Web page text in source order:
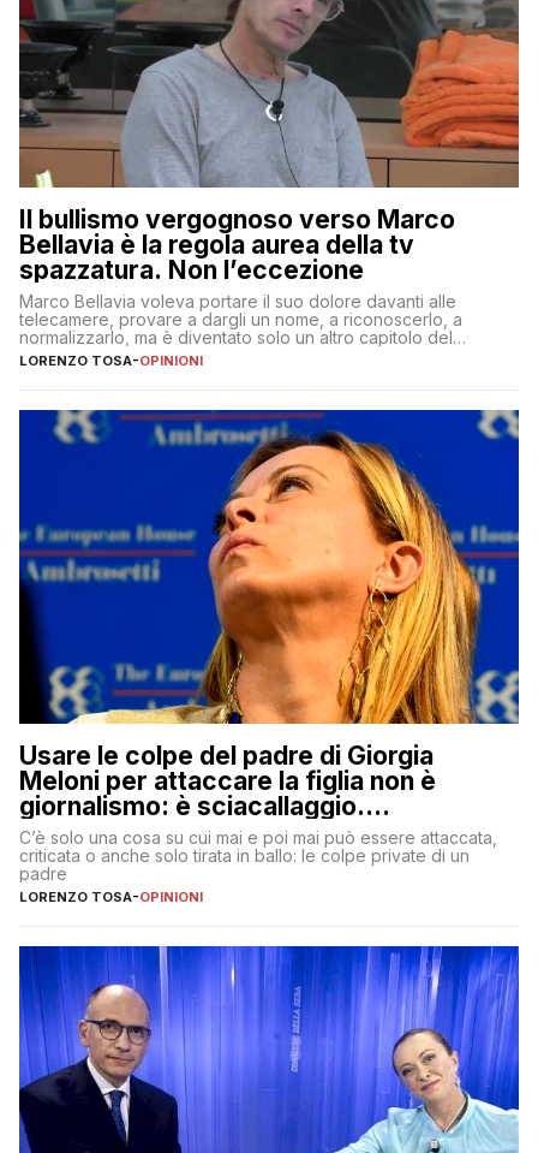
Il bullismo vergognoso verso Marco
Bellavia è la regola aurea della tv
spazzatura. Non l’eccezione
Marco Bellavia voleva portare il suo dolore davanti alle
telecamere, provare a dargli un nome, a riconoscerlo, a
normalizzarlo, ma è diventato solo un altro capitolo del
copione
LORENZO TOSA-OPINIONI
Usare le colpe del padre di Giorgia
Meloni per attaccare la figlia non è
giornalismo: è sciacallaggio.
Dimostriamo di essere diversi
C’è solo una cosa su cui mai e poi mai può essere attaccata,
criticata o anche solo tirata in ballo: le colpe private di un
padre
LORENZO TOSA-OPINIONI